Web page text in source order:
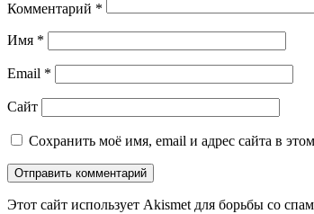
Комментарий *
Имя *
Email *
Сайт
Сохранить моё имя, email и адрес сайта в
Этот сайт использует Akismet для борьбы со